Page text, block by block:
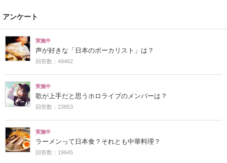
アンケート
実施中
声が好きな「日本のボーカリスト」は？
回答数：49462
実施中
歌が上手だと思うホロライブのメンバーは？
回答数：23853
実施中
ラーメンって日本食？それとも中華料理？
回答数：19645